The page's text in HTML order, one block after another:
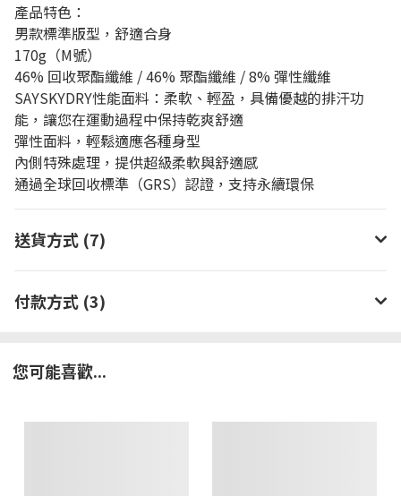
產品特色：
男款標準版型，舒適合身
170g（M號）
46% 回收聚酯纖維 / 46% 聚酯纖維 / 8% 彈性纖維
SAYSKYDRY性能面料：柔軟、輕盈，具備優越的排汗功
能，讓您在運動過程中保持乾爽舒適
彈性面料，輕鬆適應各種身型
內側特殊處理，提供超級柔軟與舒適感
通過全球回收標準（GRS）認證，支持永續環保
送貨方式 (7)
付款方式 (3)
您可能喜歡...